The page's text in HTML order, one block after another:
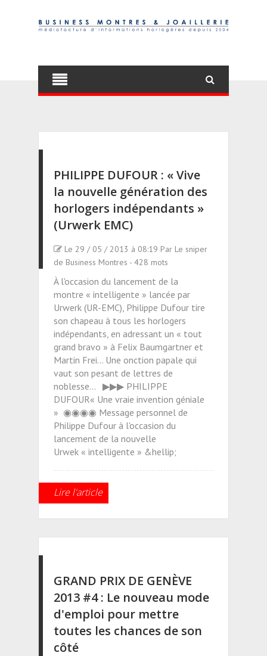
PHILIPPE DUFOUR : « Vive
la nouvelle génération des
horlogers indépendants »
(Urwerk EMC)
Le 29 / 05 / 2013 à 08:19 Par Le sniper
de Business Montres - 428 mots
À l'occasion du lancement de la
montre « intelligente » lancée par
Urwerk (UR-EMC), Philippe Dufour tire
son chapeau à tous les horlogers
indépendants, en adressant un « tout
grand bravo » à Felix Baumgartner et
Martin Frei... Une onction papale qui
vaut son pesant de lettres de
noblesse... ▶▶▶ PHILIPPE
DUFOUR« Une vraie invention géniale
» ◉◉◉◉ Message personnel de
Philippe Dufour à l'occasion du
lancement de la nouvelle
Urwek « intelligente » &hellip;
Lire l'article
GRAND PRIX DE GENÈVE
2013 #4 : Le nouveau mode
d'emploi pour mettre
toutes les chances de son
côté